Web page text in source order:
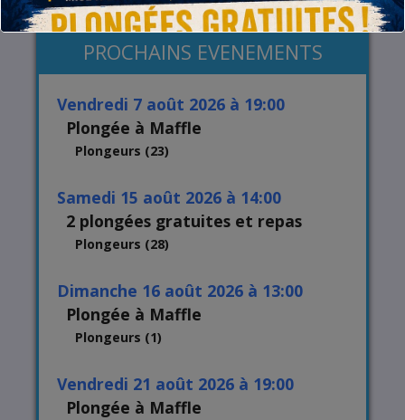
PROCHAINS EVENEMENTS
vendredi 7 août 2026 à 19:00
Plongée à Maffle
Plongeurs (23)
samedi 15 août 2026 à 14:00
2 plongées gratuites et repas
Plongeurs (28)
dimanche 16 août 2026 à 13:00
Plongée à Maffle
Plongeurs (1)
vendredi 21 août 2026 à 19:00
Plongée à Maffle